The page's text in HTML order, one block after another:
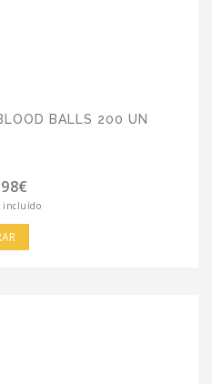
BALLS 200 UN
incluído